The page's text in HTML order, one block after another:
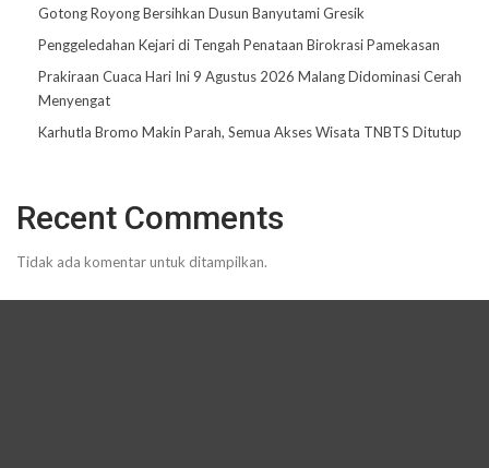
Gotong Royong Bersihkan Dusun Banyutami Gresik
Penggeledahan Kejari di Tengah Penataan Birokrasi Pamekasan
Prakiraan Cuaca Hari Ini 9 Agustus 2026 Malang Didominasi Cerah
Menyengat
Karhutla Bromo Makin Parah, Semua Akses Wisata TNBTS Ditutup
Recent Comments
Tidak ada komentar untuk ditampilkan.